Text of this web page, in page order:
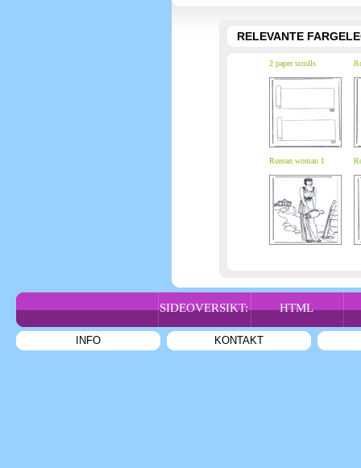
RELEVANTE
2 paper scrolls
Roman woman 1
SIDEOVERSIKT: HTML
INFO KONTAKT